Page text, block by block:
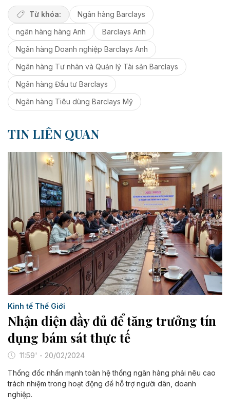
Từ khóa:
Ngân hàng Barclays
ngân hàng hàng Anh
Barclays Anh
Ngân hàng Doanh nghiệp Barclays Anh
Ngân hàng Tư nhân và Quản lý Tài sản Barclays
Ngân hàng Đầu tư Barclays
Ngân hàng Tiêu dùng Barclays Mỹ
TIN LIÊN QUAN
Kinh tế Thế Giới
Nhận diện đầy đủ để tăng trưởng tín
dụng bám sát thực tế
11:59' - 20/02/2024
Thống đốc nhấn mạnh toàn hệ thống ngân hàng phải nêu cao
trách nhiệm trong hoạt động để hỗ trợ người dân, doanh
nghiệp.